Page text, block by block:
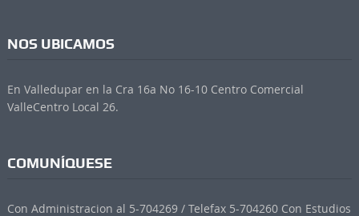
NOS UBICAMOS
En Valledupar en la Cra 16a No 16-10 Centro Comercial
ValleCentro Local 26.
COMUNÍQUESE
Con Administracion al 5-704269 / Telefax 5-704260 Con Estudios